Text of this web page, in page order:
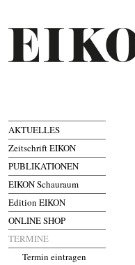
AKTUELLES
Zeitschrift EIKON
PUBLIKATIONEN
EIKON Schauraum
Edition EIKON
ONLINE SHOP
TERMINE
Termin eintragen